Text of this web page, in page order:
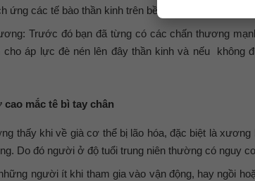
các tế bào thần kinh trên bề mặt da gây ra tê bì
Trước đó bạn đã từng có các chấn thương
cho áp lực đè nén lên đây thần kinh và nếu
mắc tê bì tay chân
thấy khi về già cơ thể bị lão hóa, đặc biệt là
Do đó người ở độ tuổi trung niên thường có nguy
người ít khi tham gia vào vận động, hay ngồi